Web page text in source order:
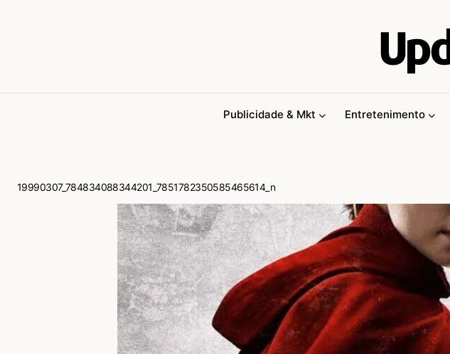
Publicidade & Mkt Entretenimento
19990307_784834088344201_7851782350585465614_n